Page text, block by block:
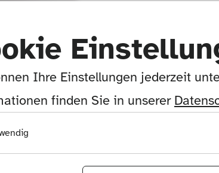
Ihre Einstellungen jederzeit
finden Sie in unserer
online/